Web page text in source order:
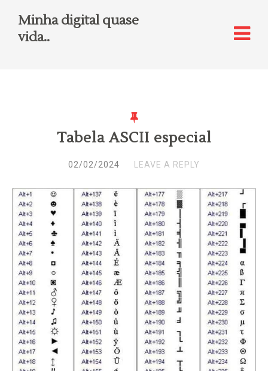
Minha digital quase
vida..
Tabela ASCII especial
02/02/2024 LEAVE A REPLY